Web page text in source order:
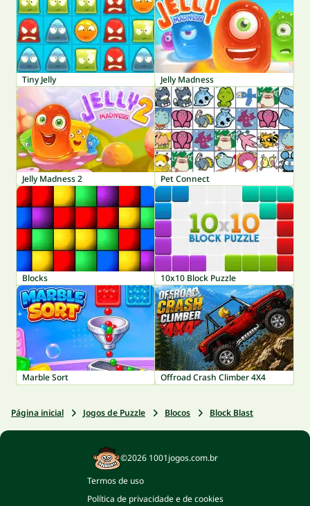
Tiny Jelly Jelly Madness
Jelly Madness 2 Pet Connect
Blocks 10x10 Block Puzzle
Marble Sort Offroad Crash Climber 4X4
Página inicial Jogos de Puzzle Blocos Block Blast
©2026 1001jogos.com.br
Termos de uso
Política de privacidade e de cookies